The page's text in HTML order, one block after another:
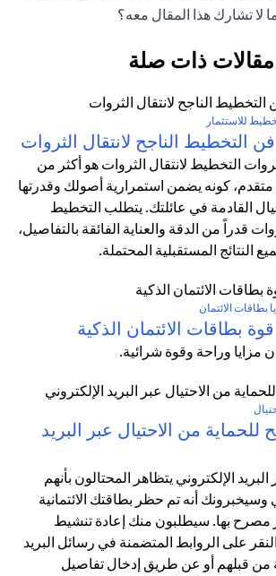
لا تشارك هذا المقال معه؟
مقالات ذات صلة
للاستثمار
التخطيط الناجح لانتقال الثروات
التخطيط لانتقال الثروات هو أكثر من
كونه يضمن استمرارية أصولك وقدرتها
القادمة في عائلتك. يتطلب التخطيط
قدراً من الدقة والعناية الفائقة بالتفاصيل،
النتائج المستقبلية المحتملة.
بطاقات الائتمان
بطاقات الائتمان الذكية
مزايا وراحة وقوة شرائية.
من الاحتيال عبر البريد
الإلكتروني يتظاهر المحتالون بأنهم
أنه تم حظر بطاقتك الائتمانية
بها. سيطلبون منك إعادة تنشيط
على الروابط المتضمنة في رسائل البريد
من قبلهم أو عن طريق إدخال تفاصيل